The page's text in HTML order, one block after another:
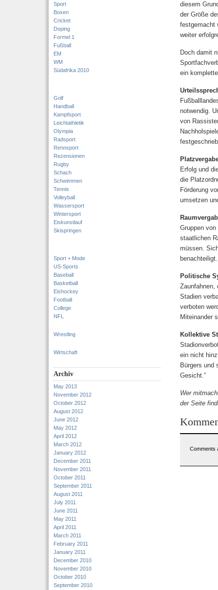
Sport
Boxen
Cricket
Doping
Formel 1
Fußball
EM
WM
Südafrika 2010
Golf
Handball
Kampfsport
Leichtathletik
Olympia
Radsport
Rennsport
Rezensionen
Rugby
Schach
Schwimmen
Tennis
Volleyball
Wassersport
Wintersport
Eiskunstlauf
Skispringen
Sport + Mode
US-Sports
Baseball
Basketball
Eishockey
Football
College
NFL
Wrestling
Wirtschaft
Archiv
May 2013
November 2012
October 2012
August 2012
June 2012
May 2012
April 2012
March 2012
January 2012
December 2011
November 2011
October 2011
September 2011
August 2011
July 2011
June 2011
May 2011
April 2011
March 2011
February 2011
January 2011
December 2010
November 2010
October 2010
September 2010
diesem
der Größe
festgemacht
weiter
Doch damit
ein
notwendig.
von
Erfolg und
die
Förderung
umsetzen
Gruppen
staatlichen
müssen.
Politische
Zaunfahnen,
Stadien
verboten
Miteinander
Kollektive
ein nicht
Bürgers und
Gesicht.”
Wer
der Seite
Comments